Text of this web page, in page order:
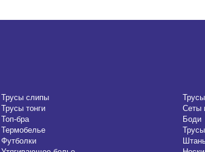
Трусы слипы
Трусы тонги Сеты
Топ-бра Боди
Термобелье
Футболки